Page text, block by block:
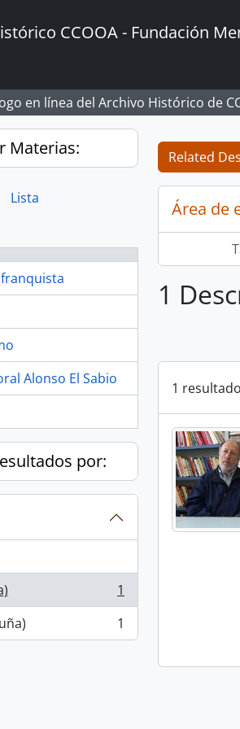
CCOOA - Fundación
en línea del Archivo Histórico de
Materias:
Lista
Alonso El Sabio
por:
1
1
Related
Área de
1
1